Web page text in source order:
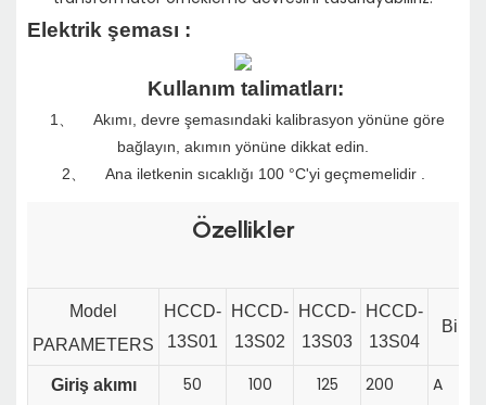
Elektrik şeması :
Kullanım talimatları:
1、
Akımı, devre şemasındaki kalibrasyon yönüne göre
bağlayın, akımın yönüne dikkat edin.
2、
Ana iletkenin sıcaklığı 100 °C'yi geçmemelidir
Özellikler
Model
PARAMETERS
HCCD-
13S01
HCCD-
13S02
HCCD-
13S03
HCCD-
13S04
Birim
Giriş akımı 50 100 125 200 A